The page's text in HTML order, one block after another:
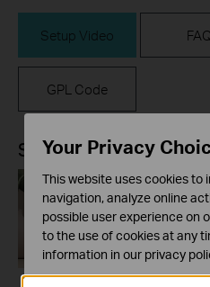
Setup Video FAQ
GPL Code
Setup Video
Your Privacy
This website uses cookies to
navigation, analyze online
possible user experience on
to the use of cookies at any
information in our privacy